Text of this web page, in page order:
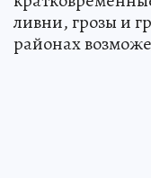
ливни, грозы и
районах